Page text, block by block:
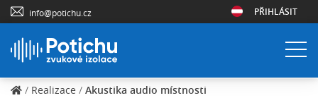
info@potichu.cz PŘIHLÁSIT
/ Realizace / Akustika audio místnosti